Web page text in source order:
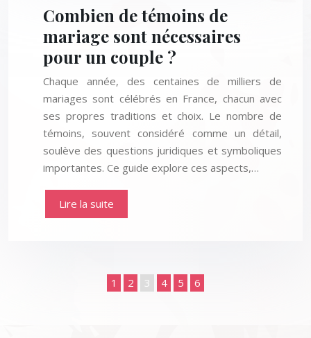
Combien de témoins de
mariage sont nécessaires
pour un couple ?
Chaque année, des centaines de milliers de
mariages sont célébrés en France, chacun avec
ses propres traditions et choix. Le nombre de
témoins, souvent considéré comme un détail,
soulève des questions juridiques et symboliques
importantes. Ce guide explore ces aspects,…
Lire la suite
1 2 3 4 5 6